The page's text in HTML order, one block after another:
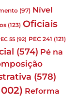
(97) Nível
(123) Oficiais
55 (92) PEC 241 (121)
(574) Pé na
(578)
Reforma